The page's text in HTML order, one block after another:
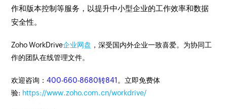
作和版本控制等服务，以提升中小型企业的工作效率和数据
安全性。
Zoho WorkDrive企业网盘 ，深受国内外企业一致喜爱。为协同工
作的团队在线管理文件。
欢迎咨询：400-660-8680转841 。立即免费体
验: https://www.zoho.com.cn/workdrive/